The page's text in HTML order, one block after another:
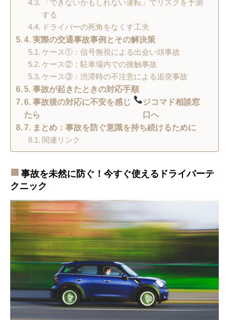
「できないかもしれない運転」でリスクを予測
する
ドライバーの死角をなくす工夫
4. 実際の交通事故事例とその解決策
ケース①：信号無視による出会い頭事故
ケース②：駐車場内での接触事故
ケース③：渋滞時の不注意による追突事故
5. 事故が起きたときの対応手順
6. 事故後の対応に不安を感じ
たら
ジコマド相談窓
口へ
7. まとめ：事故を防ぐ意識を持ち続けるために
関連リンク
事故を未然に防ぐ！今すぐ使えるドライバーテ
クニック